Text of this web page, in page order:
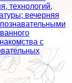
технологий,
вечерняя
с